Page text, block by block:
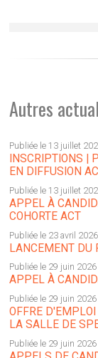
Autres
Publiée le 13 juillet
INSCRIPTIONS |
EN DIFFUSION
Publiée le 13 juillet
APPEL À
COHORTE ACT
Publiée le 23 avril 2026
LANCEMENT DU
Publiée le 29 juin 2026
APPEL À
Publiée le 29 juin 2026
OFFRE D'EMPLOI
LA SALLE DE
Publiée le 29 juin 2026